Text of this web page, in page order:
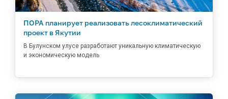
ПОРА планирует реализовать лесоклиматический
проект в Якутии
В Булунском улусе разработают уникальную климатическую
и экономическую модель